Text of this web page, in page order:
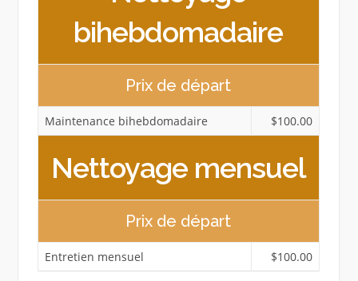
bihebdomadaire
Prix ​​de départ
Maintenance bihebdomadaire $100.00
Nettoyage mensuel
Prix ​​de départ
Entretien mensuel $100.00